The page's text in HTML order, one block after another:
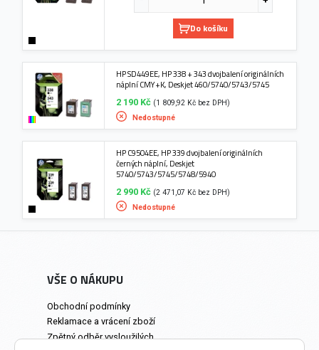
Do košíku
HP SD449EE, HP 338 + 343 dvojbalení originálních
náplní CMY+K, Deskjet 460/5740/5743/5745
2 190 Kč (1 809,92 Kč bez DPH)
Nedostupné
HP C9504EE, HP 339 dvojbalení originálních
černých náplní, Deskjet
5740/5743/5745/5748/5940
2 990 Kč (2 471,07 Kč bez DPH)
Nedostupné
VŠE O NÁKUPU
Obchodní podmínky
Reklamace a vrácení zboží
Zpětný odběr vysloužilých